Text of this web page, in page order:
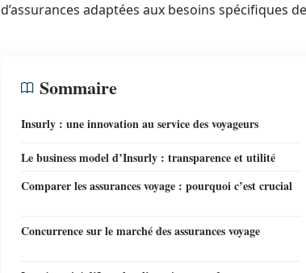
d’assurances adaptées aux besoins spécifiques
Sommaire
Insurly : une innovation au service des voyageurs
Le business model d’Insurly : transparence et utilité
Comparer les assurances voyage : pourquoi c’est crucial
Concurrence sur le marché des assurances voyage